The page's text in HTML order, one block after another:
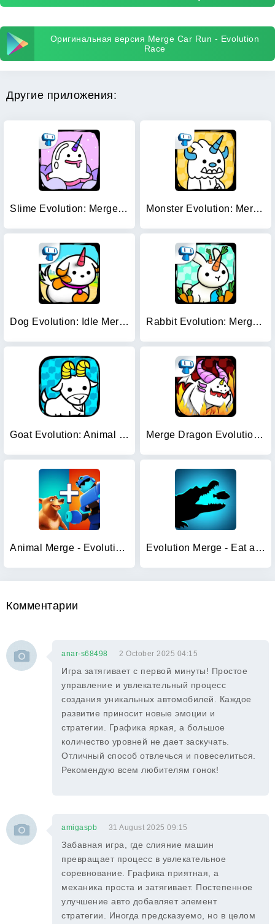
Оригинальная версия Merge Car Run - Evolution
Race
Другие приложения:
Slime Evolution: Merge ASMR Monster Evolution: Merge Game
Dog Evolution: Idle Merge Game Rabbit Evolution: Merge Bunny
Goat Evolution: Animal Merge Merge Dragon Evolution: Fusion
Animal Merge - Evolution Games Evolution Merge - Eat and Grow
Комментарии
anar-s68498 2 October 2025 04:15
Игра затягивает с первой минуты! Простое
управление и увлекательный процесс
создания уникальных автомобилей. Каждое
развитие приносит новые эмоции и
стратегии. Графика яркая, а большое
количество уровней не дает заскучать.
Отличный способ отвлечься и повеселиться.
Рекомендую всем любителям гонок!
amigaspb 31 August 2025 09:15
Забавная игра, где слияние машин
превращает процесс в увлекательное
соревнование. Графика приятная, а
механика проста и затягивает. Постепенное
улучшение авто добавляет элемент
стратегии. Иногда предсказуемо, но в целом